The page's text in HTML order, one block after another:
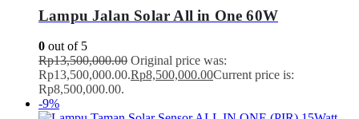
Lampu Jalan Solar All in One 60W
0 out of 5
Rp13,500,000.00 Original price was:
Rp13,500,000.00.Rp8,500,000.00Current price is:
Rp8,500,000.00.
-9%